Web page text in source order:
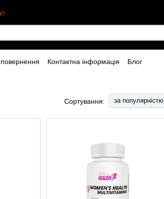
Контактна інформація Блог
Сортування: за популярністю